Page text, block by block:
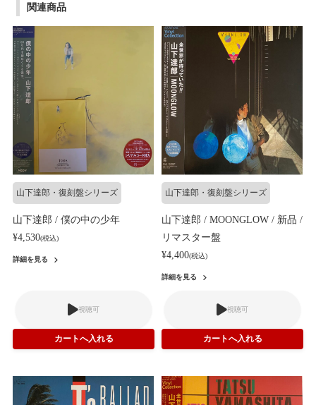
関連商品
山下達郎・復刻盤シリーズ
山下達郎 / 僕の中の少年
¥4,530(税込)
詳細を見る
視聴可
山下達郎・復刻盤シリーズ
山下達郎 / MOONGLOW / 新品 /
リマスター盤
¥4,400(税込)
詳細を見る
視聴可